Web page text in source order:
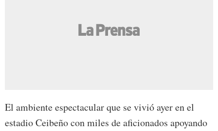
El ambiente espectacular que se vivió ayer en el
estadio Ceibeño con miles de aficionados apoyando